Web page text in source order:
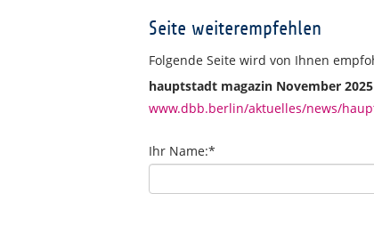
Seite weiterempfehlen
Folgende Seite wird von Ihnen
hauptstadt magazin November 2025
www.dbb.berlin/aktuelles/news/
Ihr Name:*